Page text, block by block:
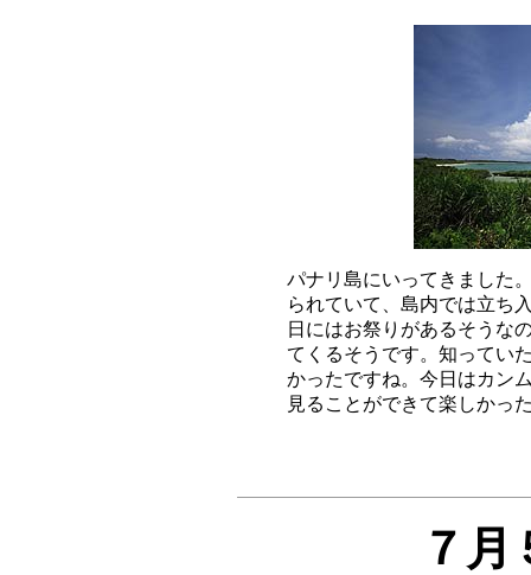
パナリ島にいってきました
られていて、島内では立ち
日にはお祭りがあるそうな
てくるそうです。知ってい
かったですね。今日はカン
７